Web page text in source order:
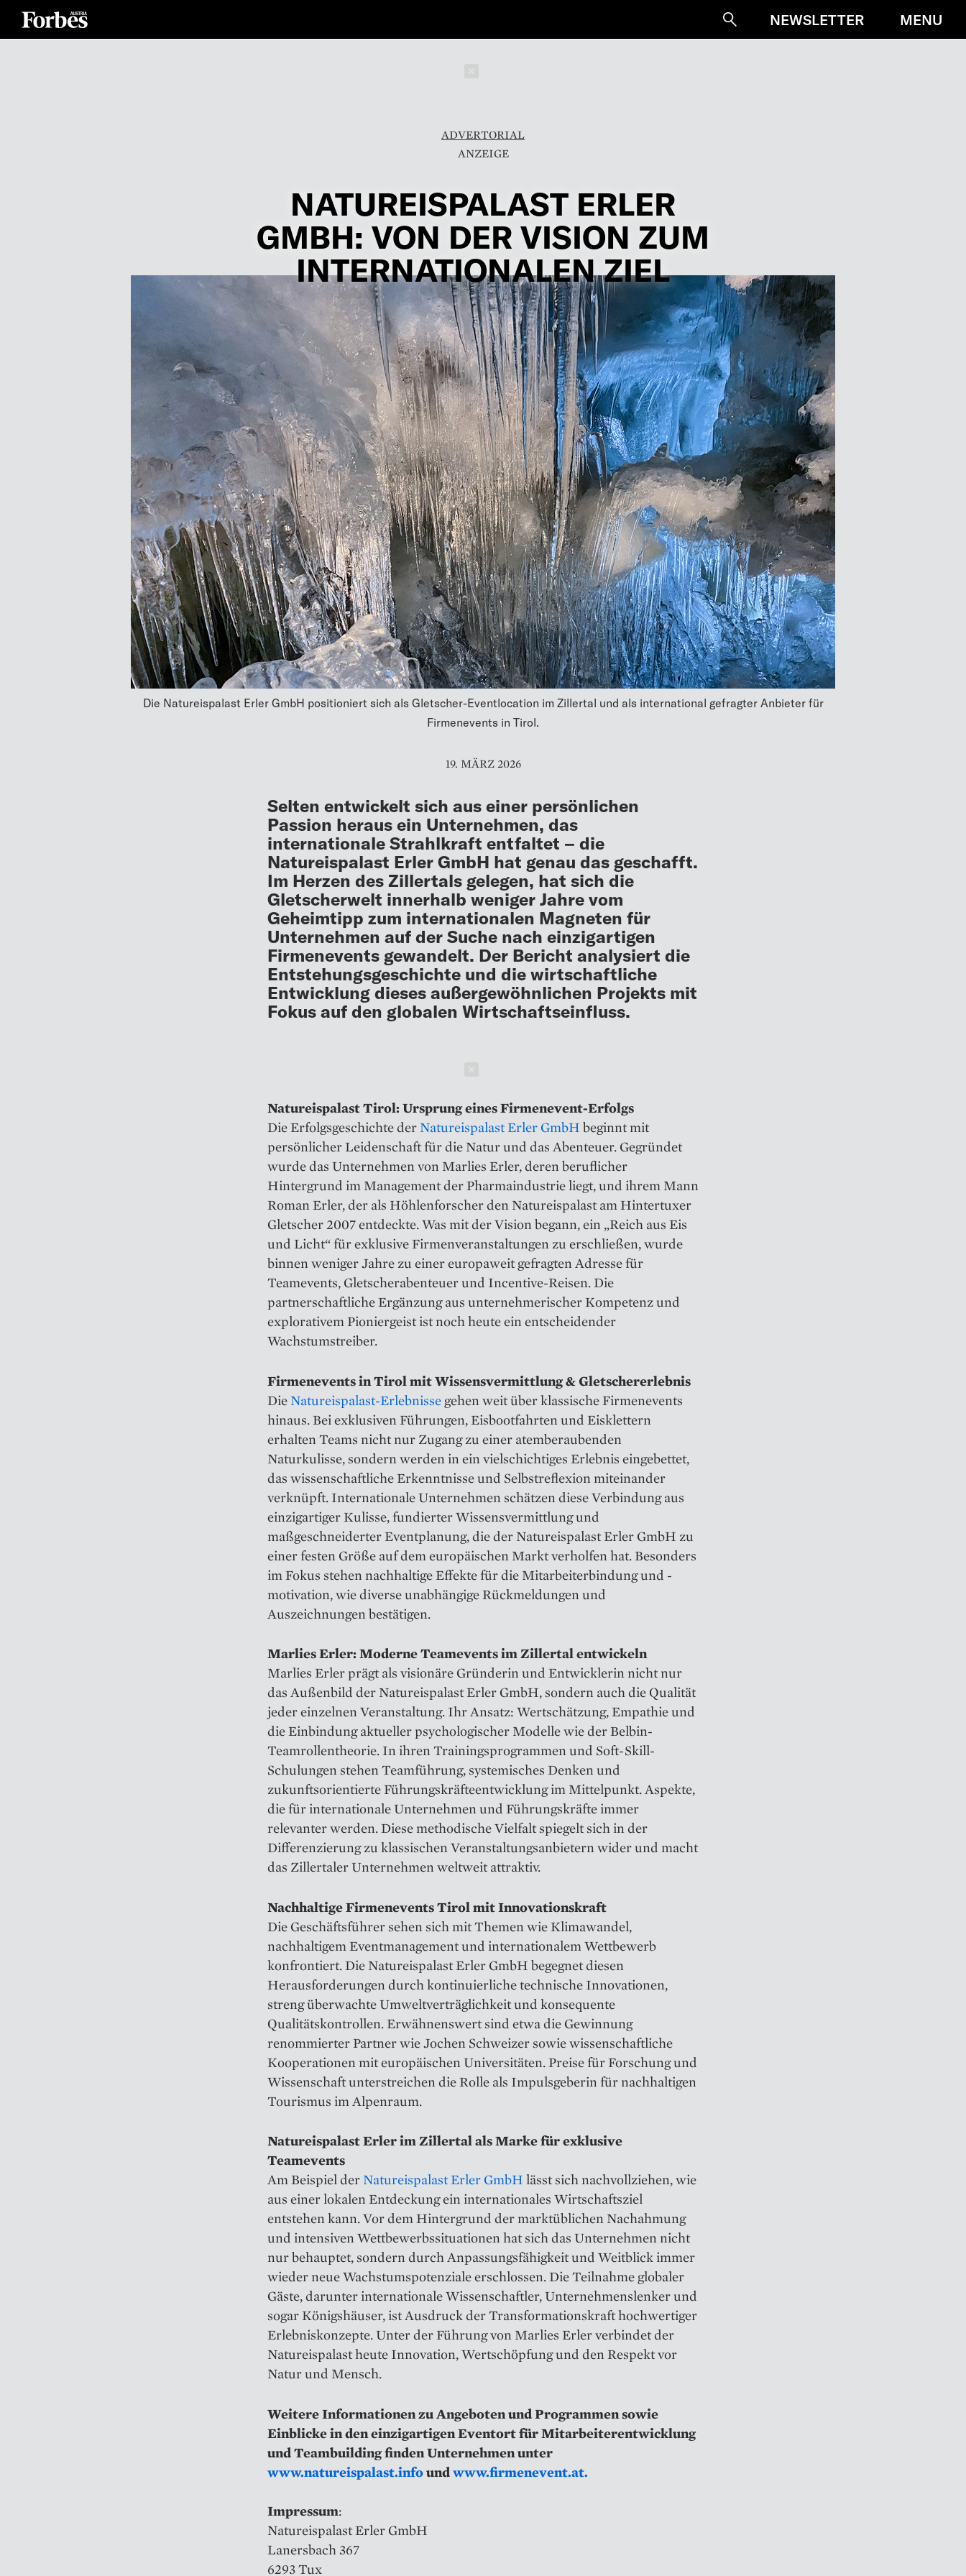
SucheNEWSLETTER MENU
ADVERTORIAL
NATUREISPALAST ERLER
GMBH: VON DER VISION ZUM
INTERNATIONALEN ZIEL
Die Natureispalast Erler GmbH positioniert sich als Gletscher-Eventlocation im Zillertal und als international gefragter Anbieter für
Firmenevents in Tirol.
19. MÄRZ 2026
Selten entwickelt sich aus einer persönlichen
Passion heraus ein Unternehmen, das
internationale Strahlkraft entfaltet – die
Natureispalast Erler GmbH hat genau das geschafft.
Im Herzen des Zillertals gelegen, hat sich die
Gletscherwelt innerhalb weniger Jahre vom
Geheimtipp zum internationalen Magneten für
Unternehmen auf der Suche nach einzigartigen
Firmenevents gewandelt. Der Bericht analysiert die
Entstehungsgeschichte und die wirtschaftliche
Entwicklung dieses außergewöhnlichen Projekts mit
Fokus auf den globalen Wirtschaftseinfluss.
Natureispalast Tirol: Ursprung eines Firmenevent-Erfolgs
Die Erfolgsgeschichte der Natureispalast Erler GmbH beginnt mit
persönlicher Leidenschaft für die Natur und das Abenteuer. Gegründet
wurde das Unternehmen von Marlies Erler, deren beruflicher
Hintergrund im Management der Pharmaindustrie liegt, und ihrem Mann
Roman Erler, der als Höhlenforscher den Natureispalast am Hintertuxer
Gletscher 2007 entdeckte. Was mit der Vision begann, ein „Reich aus Eis
und Licht“ für exklusive Firmenveranstaltungen zu erschließen, wurde
binnen weniger Jahre zu einer europaweit gefragten Adresse für
Teamevents, Gletscherabenteuer und Incentive-Reisen. Die
partnerschaftliche Ergänzung aus unternehmerischer Kompetenz und
explorativem Pioniergeist ist noch heute ein entscheidender
Wachstumstreiber.
Firmenevents in Tirol mit Wissensvermittlung & Gletschererlebnis
Die Natureispalast-Erlebnisse gehen weit über klassische Firmenevents
hinaus. Bei exklusiven Führungen, Eisbootfahrten und Eisklettern
erhalten Teams nicht nur Zugang zu einer atemberaubenden
Naturkulisse, sondern werden in ein vielschichtiges Erlebnis eingebettet,
das wissenschaftliche Erkenntnisse und Selbstreflexion miteinander
verknüpft. Internationale Unternehmen schätzen diese Verbindung aus
einzigartiger Kulisse, fundierter Wissensvermittlung und
maßgeschneiderter Eventplanung, die der Natureispalast Erler GmbH zu
einer festen Größe auf dem europäischen Markt verholfen hat. Besonders
im Fokus stehen nachhaltige Effekte für die Mitarbeiterbindung und -
motivation, wie diverse unabhängige Rückmeldungen und
Auszeichnungen bestätigen.
Marlies Erler: Moderne Teamevents im Zillertal entwickeln
Marlies Erler prägt als visionäre Gründerin und Entwicklerin nicht nur
das Außenbild der Natureispalast Erler GmbH, sondern auch die Qualität
jeder einzelnen Veranstaltung. Ihr Ansatz: Wertschätzung, Empathie und
die Einbindung aktueller psychologischer Modelle wie der Belbin-
Teamrollentheorie. In ihren Trainingsprogrammen und Soft-Skill-
Schulungen stehen Teamführung, systemisches Denken und
zukunftsorientierte Führungskräfteentwicklung im Mittelpunkt. Aspekte,
die für internationale Unternehmen und Führungskräfte immer
relevanter werden. Diese methodische Vielfalt spiegelt sich in der
Differenzierung zu klassischen Veranstaltungsanbietern wider und macht
das Zillertaler Unternehmen weltweit attraktiv.
Nachhaltige Firmenevents Tirol mit Innovationskraft
Die Geschäftsführer sehen sich mit Themen wie Klimawandel,
nachhaltigem Eventmanagement und internationalem Wettbewerb
konfrontiert. Die Natureispalast Erler GmbH begegnet diesen
Herausforderungen durch kontinuierliche technische Innovationen,
streng überwachte Umweltverträglichkeit und konsequente
Qualitätskontrollen. Erwähnenswert sind etwa die Gewinnung
renommierter Partner wie Jochen Schweizer sowie wissenschaftliche
Kooperationen mit europäischen Universitäten. Preise für Forschung und
Wissenschaft unterstreichen die Rolle als Impulsgeberin für nachhaltigen
Tourismus im Alpenraum.
Natureispalast Erler im Zillertal als Marke für exklusive
Teamevents
Am Beispiel der Natureispalast Erler GmbH lässt sich nachvollziehen, wie
aus einer lokalen Entdeckung ein internationales Wirtschaftsziel
entstehen kann. Vor dem Hintergrund der marktüblichen Nachahmung
und intensiven Wettbewerbssituationen hat sich das Unternehmen nicht
nur behauptet, sondern durch Anpassungsfähigkeit und Weitblick immer
wieder neue Wachstumspotenziale erschlossen. Die Teilnahme globaler
Gäste, darunter internationale Wissenschaftler, Unternehmenslenker und
sogar Königshäuser, ist Ausdruck der Transformationskraft hochwertiger
Erlebniskonzepte. Unter der Führung von Marlies Erler verbindet der
Natureispalast heute Innovation, Wertschöpfung und den Respekt vor
Natur und Mensch.
Weitere Informationen zu Angeboten und Programmen sowie
Einblicke in den einzigartigen Eventort für Mitarbeiterentwicklung
und Teambuilding finden Unternehmen unter
www.natureispalast.infoundwww.firmenevent.at.
Impressum:
Natureispalast Erler GmbH
Lanersbach 367
6293 Tux